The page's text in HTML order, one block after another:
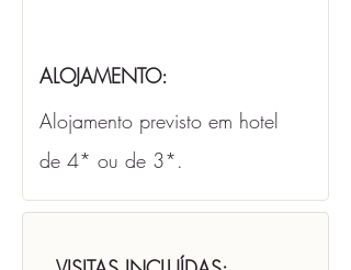
ALOJAMENTO:
Alojamento previsto em hotel
de 4* ou de 3*.